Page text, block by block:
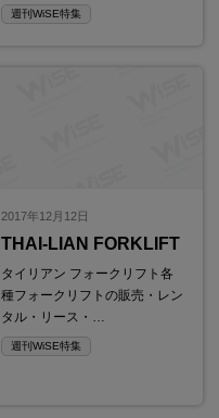
週刊WiSE特集
2017年12月12日
THAI-LIAN FORKLIFT
タイリアン フォークリフト各
種フォークリフトの販売・レン
タル・リース・…
週刊WiSE特集